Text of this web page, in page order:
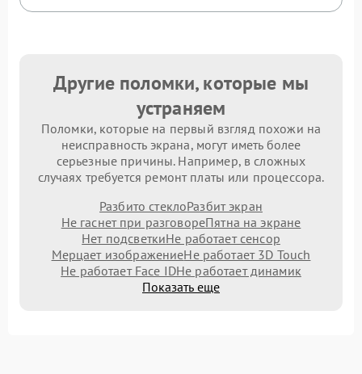
Другие поломки, которые мы
устраняем
Поломки, которые на первый взгляд похожи на
неисправность экрана, могут иметь более
серьезные причины. Например, в сложных
случаях требуется ремонт платы или процессора.
Разбито стеклоРазбит экран
Не гаснет при разговореПятна на экране
Нет подсветкиНе работает сенсор
Мерцает изображениеНе работает 3D Touch
Не работает Face IDНе работает динамик
Показать еще